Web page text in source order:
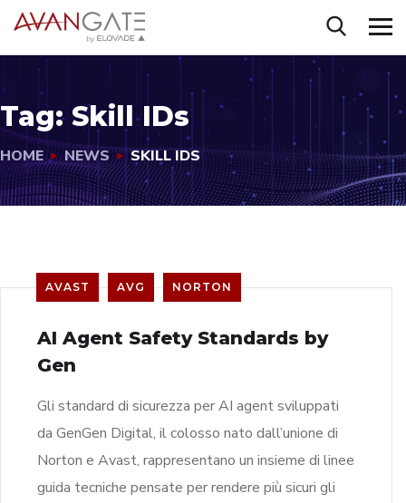
Tag:Skill IDs
HOME NEWS SKILL IDS
AVAST AVG NORTON
AI Agent Safety Standards by
Gen
Gli standard di sicurezza per AI agent sviluppati
da GenGen Digital, il colosso nato dall’unione di
Norton e Avast, rappresentano un insieme di linee
guida tecniche pensate per rendere più sicuri gli